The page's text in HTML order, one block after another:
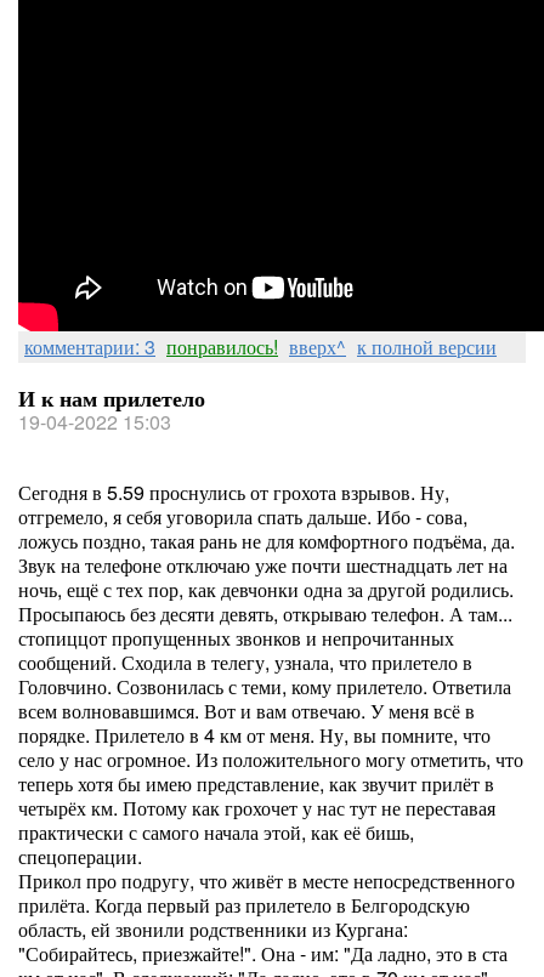
комментарии: 3 понравилось! вверх^ к полной версии
И к нам прилетело
19-04-2022 15:03
Сегодня в 5.59 проснулись от грохота взрывов. Ну,
отгремело, я себя уговорила спать дальше. Ибо - сова,
ложусь поздно, такая рань не для комфортного подъёма, да.
Звук на телефоне отключаю уже почти шестнадцать лет на
ночь, ещё с тех пор, как девчонки одна за другой родились.
Просыпаюсь без десяти девять, открываю телефон. А там...
стопиццот пропущенных звонков и непрочитанных
сообщений. Сходила в телегу, узнала, что прилетело в
Головчино. Созвонилась с теми, кому прилетело. Ответила
всем волновавшимся. Вот и вам отвечаю. У меня всё в
порядке. Прилетело в 4 км от меня. Ну, вы помните, что
село у нас огромное. Из положительного могу отметить, что
теперь хотя бы имею представление, как звучит прилёт в
четырёх км. Потому как грохочет у нас тут не переставая
практически с самого начала этой, как её бишь,
спецоперации.
Прикол про подругу, что живёт в месте непосредственного
прилёта. Когда первый раз прилетело в Белгородскую
область, ей звонили родственники из Кургана:
"Собирайтесь, приезжайте!". Она - им: "Да ладно, это в ста